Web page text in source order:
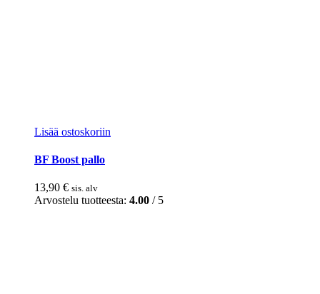
Lisää ostoskoriin
BF Boost pallo
13,90 € sis. alv
Arvostelu tuotteesta: 4.00 / 5